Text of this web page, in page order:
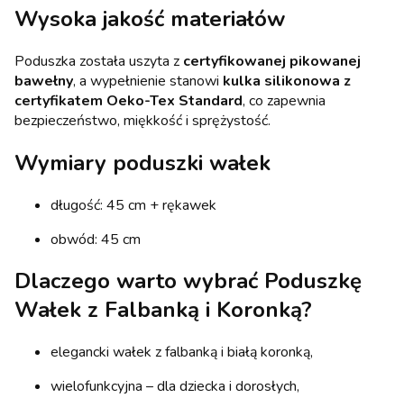
Wysoka jakość materiałów
Poduszka została uszyta z certyfikowanej pikowanej
bawełny, a wypełnienie stanowi kulka silikonowa z
certyfikatem Oeko-Tex Standard, co zapewnia
bezpieczeństwo, miękkość i sprężystość.
Wymiary poduszki wałek
długość: 45 cm + rękawek
obwód: 45 cm
Dlaczego warto wybrać Poduszkę
Wałek z Falbanką i Koronką?
elegancki wałek z falbanką i białą koronką,
wielofunkcyjna – dla dziecka i dorosłych,